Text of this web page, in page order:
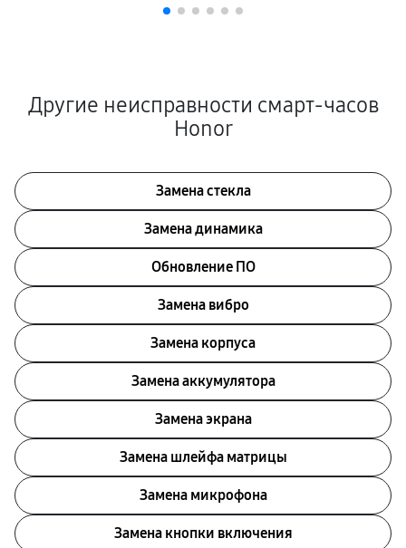
Другие неисправности смарт-часов
Honor
Замена стекла
Замена динамика
Обновление ПО
Замена вибро
Замена корпуса
Замена аккумулятора
Замена экрана
Замена шлейфа матрицы
Замена микрофона
Замена кнопки включения